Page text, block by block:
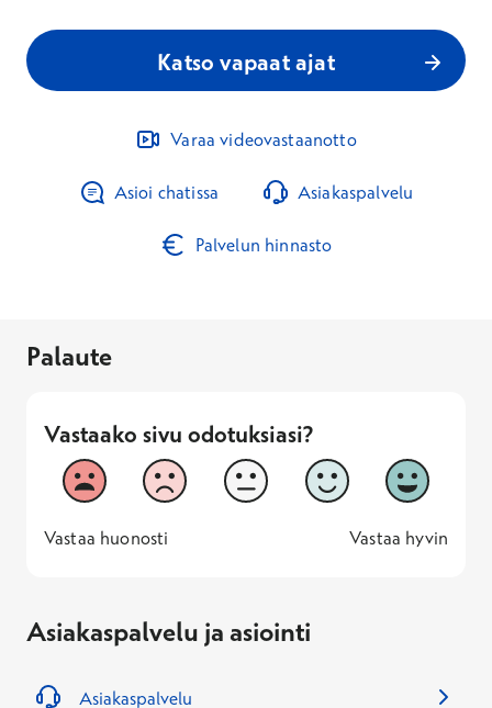
Katso vapaat ajat
Varaa videovastaanotto
Asioi chatissa Asiakaspalvelu
Palvelun hinnasto
Palaute
Vastaako sivu odotuksiasi?
Vastaako sivu odotuksiasi?
1
Vastaa huonosti
2 3 4
5
Vastaa
1 -
Vastaa huonosti
— 5 -
Vastaa hyvin
Asiakaspalvelu ja asiointi
Asiakaspalvelu